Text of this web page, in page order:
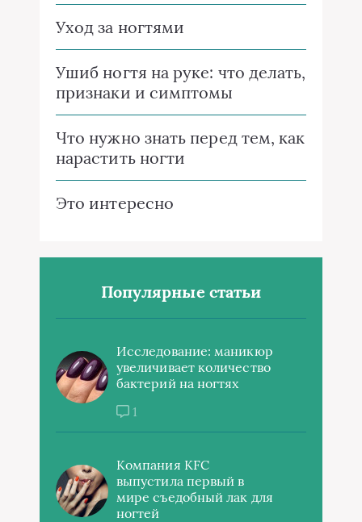
Уход за ногтями
Ушиб ногтя на руке: что делать,
признаки и симптомы
Что нужно знать перед тем, как
нарастить ногти
Это интересно
Популярные статьи
Исследование: маникюр
увеличивает количество
бактерий на ногтях
1
Компания KFC
выпустила первый в
мире съедобный лак для
ногтей